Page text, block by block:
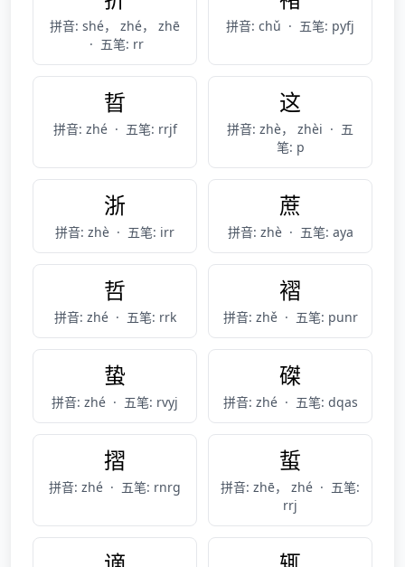
拼音: shé， zhé， zhē
· 五笔: rr
拼音: chǔ · 五笔: pyfj
晢
拼音: zhé · 五笔: rrjf
这
拼音: zhè， zhèi · 五
笔: p
浙
拼音: zhè · 五笔: irr
蔗
拼音: zhè · 五笔: aya
哲
拼音: zhé · 五笔: rrk
褶
拼音: zhě · 五笔: punr
蛰
拼音: zhé · 五笔: rvyj
磔
拼音: zhé · 五笔: dqas
摺
拼音: zhé · 五笔: rnrg
蜇
拼音: zhē， zhé · 五笔:
rrj